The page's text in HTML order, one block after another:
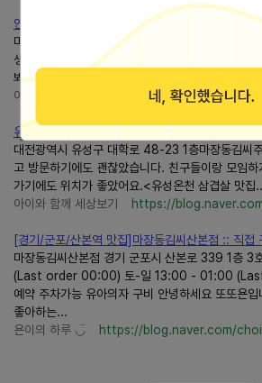
안성 맛집마장동김씨석정동 구워주는 고기집 한우
마장동김씨라는 고깃집이다. 수원에서 볼일을 보
생 돼지고기였다고 말할 정도로 맛있게 먹었다. 우
봐야지 했는데, 최근 우리가 좋아하는 한우육회가...
여행자를 인도하는 북극성처럼!
https://
유성온천 삼겹살 맛집 유성온천 구워주는 고기집마
대전광역시 유성구 대학로 48-23 1층마장동김씨
고 방문하기에도 괜찮았습니다. 친구들이랑 모임
가기에도 위치가 좋았어요.<유성온천 삼겹살 맛집
아이와 함께 세상보기
https://
[경기/군포/산본역 맛집]마장동김씨산본점 :: 직접
마장동김씨산본점 경기 군포시 산본로 339 1층
(Last order 00:00) 토-일 13:00 - 01:00
예약 주차가능 유아의자 구비 안녕하세요 또또욘
좋아하는...
욘이의 하루 ◡̈
https://blog.naver.com/